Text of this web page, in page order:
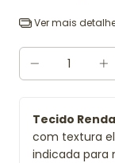
Ver mais
Tecido
com textura
indicada para